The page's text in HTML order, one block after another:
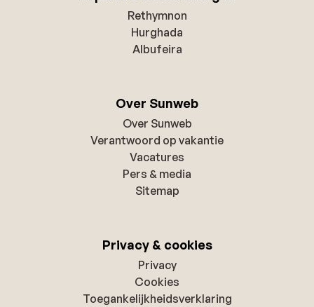
Rethymnon
Hurghada
Albufeira
Over Sunweb
Over Sunweb
Verantwoord op vakantie
Vacatures
Pers & media
Sitemap
Privacy & cookies
Privacy
Cookies
Toegankelijkheidsverklaring